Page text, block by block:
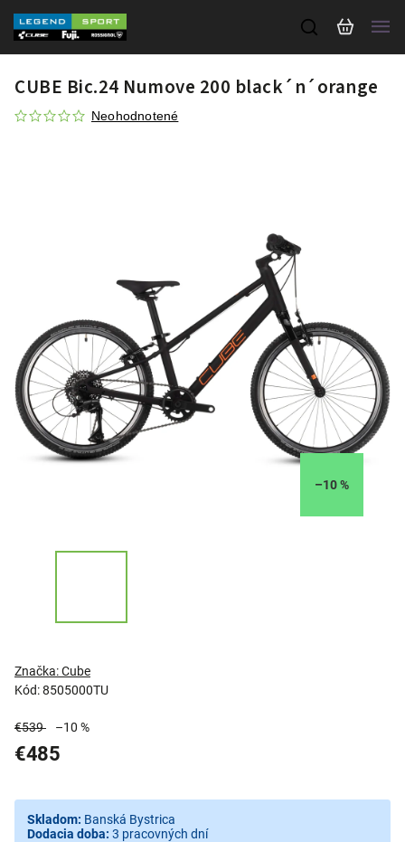
CUBE Bic.24 Numove 200 black´n´orange
Neohodnotené
–10 %
Kód:8505000TU
Značka:Cube
€539 –10 %
€485
Skladom: Banská Bystrica
Dodacia doba: 3 pracovných dní